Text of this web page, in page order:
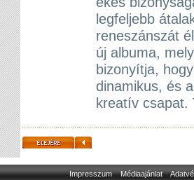
legfeljebb
reneszánszát
új albuma,
bizonyítja,
dinamikus, és
kreatív csapat.
Impresszum Médiaajánlat